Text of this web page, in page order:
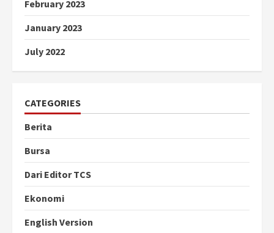
February 2023
January 2023
July 2022
CATEGORIES
Berita
Bursa
Dari Editor TCS
Ekonomi
English Version